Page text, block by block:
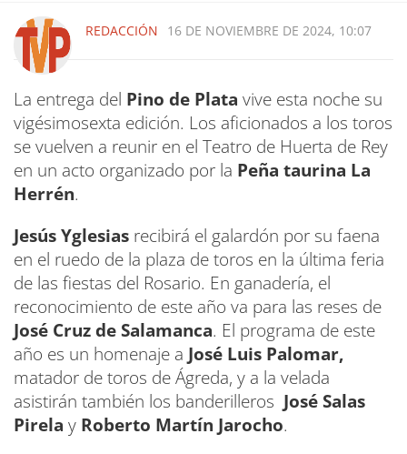
REDACCIÓN 16 DE NOVIEMBRE DE 2024, 10:07
La entrega del Pino de Plata vive esta noche su
vigésimosexta edición. Los aficionados a los toros
se vuelven a reunir en el Teatro de Huerta de Rey
en un acto organizado por la Peña taurina La
Herrén.
Jesús Yglesias recibirá el galardón por su faena
en el ruedo de la plaza de toros en la última feria
de las fiestas del Rosario. En ganadería, el
reconocimiento de este año va para las reses de
José Cruz de Salamanca. El programa de este
año es un homenaje a José Luis Palomar,
matador de toros de Ágreda, y a la velada
asistirán también los banderilleros José Salas
Pirela y Roberto Martín Jarocho.